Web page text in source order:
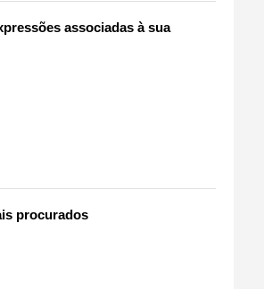
associadas à sua
procurados